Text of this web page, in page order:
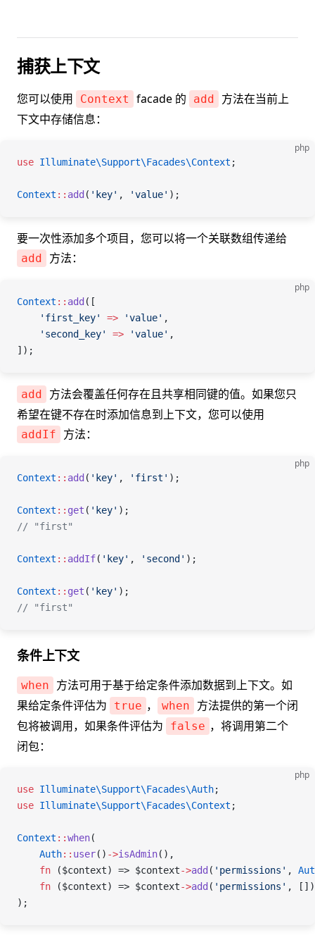
捕获上下文
您可以使用 Context facade 的 add
方法在当前上
下文中存储信息：
php
use Illuminate\Support\Facades\Context ;
Context :: add ( 'key' , 'value' );
要一次性添加多个项目，您可以将一个关联数组传递给
add 方法：
php
Context :: add ([
    'first_key'
=> 'value' ,
    'second_key'
=> 'value' ,
]);
add
方法会覆盖任何存在且共享相同键的值。如果您只
希望在键不存在时添加信息到上下文，您可以使用
addIf 方法：
php
Context :: add ( 'key' , 'first' );
Context :: get ( 'key' );
// "first"
Context :: addIf( 'key' , 'second' );
Context :: get ( 'key' );
// "first"
条件上下文
when
方法可用于基于给定条件添加数据到上下文。如
果给定条件评估为
true ， when
方法提供的第一个闭
包将被调用，如果条件评估为
false ，将调用第二个
闭包：
php
use Illuminate\Support\Facades\Auth;
use Illuminate\Support\Facades\Context ;
Context ::when(
    Auth
:: user() ->isAdmin(),
    fn
($context) => $context->add ( 'permissions' ,
    fn
($context) => $context->add ( 'permissions' ,
);